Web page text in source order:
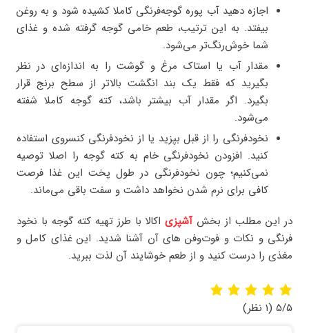
اجازه دهید آب پوره گوجه‌فرنگی کاملا کشیده شود و به روغن
بیفتد. به این ترتیب، طعم خامی گوجه گرفته شده و غذای
شما خوش‌رنگ‌تر می‌شود.
مقدار آب یا استاک مرغ و گوشت را به اندازه‌ای در نظر
بگیرید که فقط یک بند انگشت بالاتر از سطح برنج قرار
بگیرد. اگر مقدار آب بیشتر باشد، کته گوجه کاملا شفته
می‌شود.
نخودفرنگی را از قبل بپزید یا از نخودفرنگی کنسروی استفاده
کنید. افزودن نخودفرنگی خام به کته گوجه را اصلا توصیه
نمی‌کنیم؛ چون نخودفرنگی در طول پخت این غذا فرصت
کافی برای نرم شدن نخواهد داشت و سفت باقی می‌ماند.
در این مطلب از بخش آشپزیاکالا با طرز تهیه کته گوجه با نخود
فرنگی و نکات و فوت‌وفن های آن آشنا شدید. این غذای کامل و
مغذی را درست کنید و از طعم خوشایند آن لذت ببرید.
۵/۵ (۱ نظر)